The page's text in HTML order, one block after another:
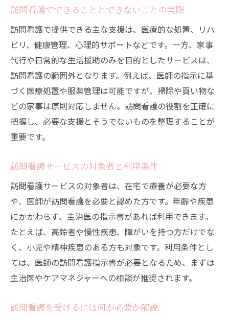
訪問看護の支援内容で安心を得るポイント
訪問看護サービスで家族もサポートされる
理由
訪問看護が支える高齢者の在宅医療の特徴
利用前に知っておきたい訪問看護の流れ
訪問看護の利用の流れをわかりやすく解説
訪問看護を受けるまでの手続きと準備とは
訪問看護開始の流れと支援内容の確認方法
訪問看護サービスの利用開始後のサポート
訪問看護の契約内容と制度をわかりやすく
解説
訪問看護の20分ルールや契約時の注意点
訪問看護利用時の制度と料金の基礎知識
訪問看護ステーションとの契約の流れと内
容
家族も安心できる訪問看護のサポート
訪問看護でできることとできないことの実際
訪問看護で提供できる主な支援は、医療的な処置、リハ
ビリ、健康管理、心理的サポートなどです。一方、家事
代行や日常的な生活援助のみを目的としたサービスは、
訪問看護の範囲外となります。例えば、医師の指示に基
づく医療処置や服薬管理は可能ですが、掃除や買い物な
どの家事は原則対応しません。訪問看護の役割を正確に
把握し、必要な支援とそうでないものを整理することが
重要です。
訪問看護サービスの対象者と利用条件
訪問看護サービスの対象者は、在宅で療養が必要な方
や、医師が訪問看護を必要と認めた方です。年齢や疾患
にかかわらず、主治医の指示書があれば利用できます。
たとえば、高齢者や慢性疾患、障がいを持つ方だけでな
く、小児や精神疾患のある方も対象です。利用条件とし
ては、医師の訪問看護指示書が必要となるため、まずは
主治医やケアマネジャーへの相談が推奨されます。
訪問看護を受けるには何が必要か解説